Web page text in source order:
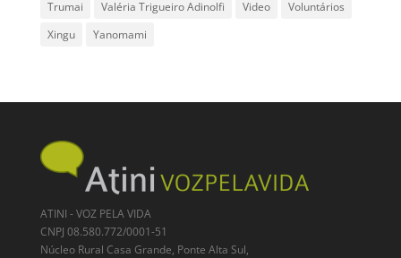
Trumai
Valéria Trigueiro Adinolfi Video
Voluntários
Xingu
Yanomami
ATINI - VOZ PELA VIDA
CNPJ 08.580.772/0001-51
Núcleo Rural Casa Grande, Ponte Alta Sul,